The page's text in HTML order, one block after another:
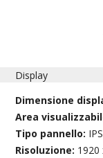
Display
Dimensione
Area
Tipo pannello:
Risoluzione: 1920